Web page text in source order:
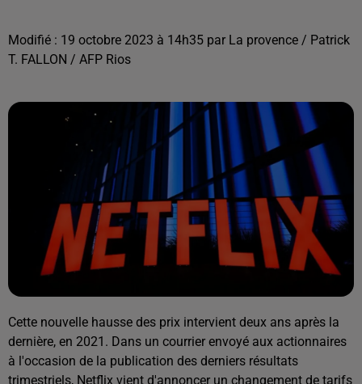
Modifié : 19 octobre 2023 à 14h35 par La provence / Patrick
T. FALLON / AFP Rios
Cette nouvelle hausse des prix intervient deux ans après la
dernière, en 2021. Dans un courrier envoyé aux actionnaires
à l'occasion de la publication des derniers résultats
trimestriels, Netflix vient d'annoncer un changement de tarifs